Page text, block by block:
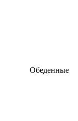
Обеденные